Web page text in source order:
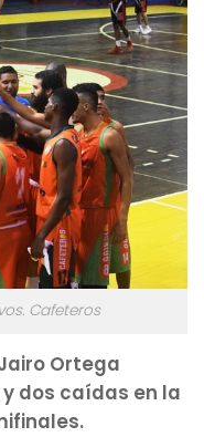
Cafeteros
Ortega
dos caídas en la